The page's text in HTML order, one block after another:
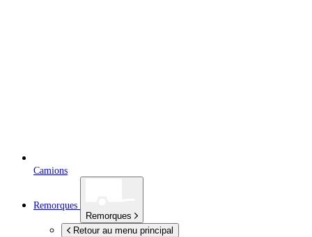
Camions
Remorques
Remorques
Retour au menu principal